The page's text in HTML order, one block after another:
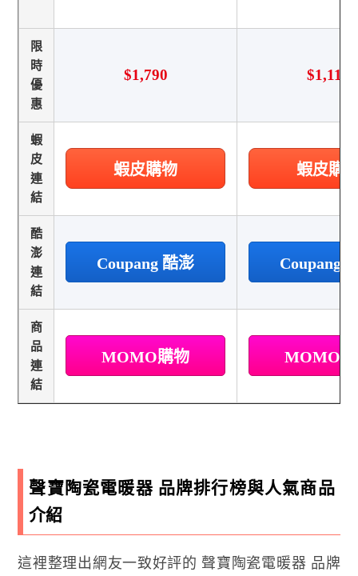
限
時
優
惠
$1,790 $1,116
蝦
皮
連
結
蝦皮購物 蝦皮購
酷
澎
連
結
Coupang 酷澎 Coupang
商
品
連
結
MOMO購物 MOMO
聲寶陶瓷電暖器 品牌排行榜與人氣商品
介紹
這裡整理出網友一致好評的 聲寶陶瓷電暖器 品牌